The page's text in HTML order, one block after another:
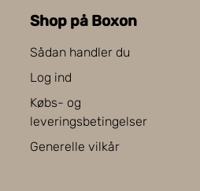
Shop på Boxon
Sådan handler du
Log ind
Købs- og
leveringsbetingelser
Generelle vilkår